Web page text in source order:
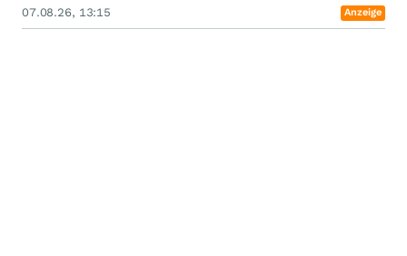
07.08.26, 13:15 Anzeige